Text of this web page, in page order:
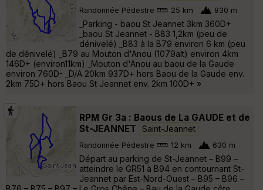
Randonnée Pédestre 25 km 830 m
_Parking - baou St Jeannet 3km 360D+
_baou St Jeannet - B83 1,2km (peu de
dénivelé) _B83 à la B79 environ 6 km (peu
de dénivelé) _B79 au Mouton d'Anou (1079alt) environ 4km
146D+ (environ11km) _Mouton d'Anou au baou de la Gaude
environ 760D- _D/A 20km 937D+ hors Baou de la Gaude env.
2km 75D+ hors Baou St Jeannet env. 2km 100D+ »
RPM Gr 3a : Baous de La GAUDE et de
St-JEANNET
Saint-Jeannet
Randonnée Pédestre 12 km 630 m
Départ au parking de St-Jeannet – B99 –
atteindre le GR51 à B94 en contournant St-
Jeannet par Est-Nord-Ouest – B95 – B96 –